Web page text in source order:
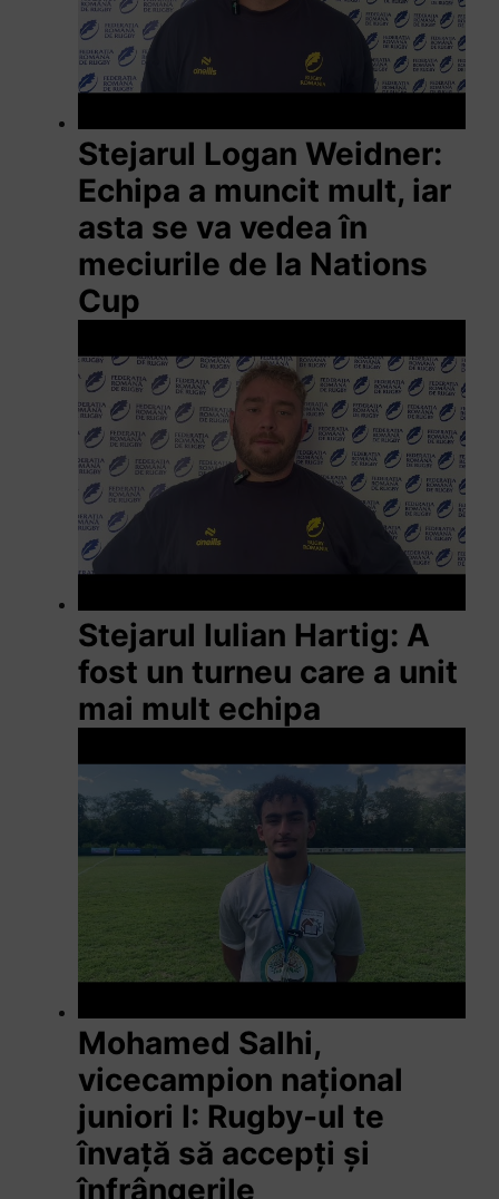
Stejarul Logan Weidner:
Echipa a muncit mult, iar
asta se va vedea în
meciurile de la Nations
Cup
Stejarul Iulian Hartig: A
fost un turneu care a unit
mai mult echipa
Mohamed Salhi,
vicecampion național
juniori I: Rugby-ul te
învață să accepți și
înfrângerile